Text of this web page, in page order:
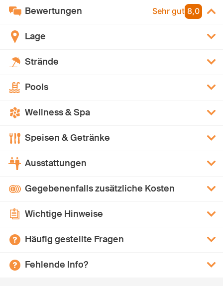
Bewertungen Sehr gut 8,0
Lage
Strände
Pools
Wellness & Spa
Speisen & Getränke
Ausstattungen
Gegebenenfalls zusätzliche Kosten
Wichtige Hinweise
Häufig gestellte Fragen
Fehlende Info?